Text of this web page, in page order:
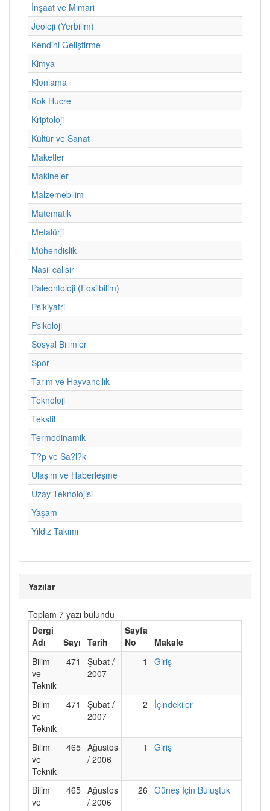
İnşaat ve Mimari
Jeoloji (Yerbilim)
Kendini Geliştirme
Kimya
Klonlama
Kok Hucre
Kriptoloji
Kültür ve Sanat
Maketler
Makineler
Malzemebilim
Matematik
Metalürji
Mühendislik
Nasil calisir
Paleontoloji (Fosilbilim)
Psikiyatri
Psikoloji
Sosyal Bilimler
Spor
Tarım ve Hayvancılık
Teknoloji
Tekstil
Termodinamik
T?p ve Sa?l?k
Ulaşım ve Haberleşme
Uzay Teknolojisi
Yaşam
Yıldız Takımı
Yazılar
Toplam 7 yazı bulundu
Dergi
Adı
Sayı Tarih
Sayfa
No
Makale
Bilim
ve
Teknik
471
Şubat /
2007
1 Giriş
Bilim
ve
Teknik
471
Şubat /
2007
2 İçindekiler
Bilim
ve
Teknik
465 Ağustos
/ 2006
1 Giriş
Bilim
ve
465 Ağustos
/ 2006
26 Güneş İçin Buluştuk